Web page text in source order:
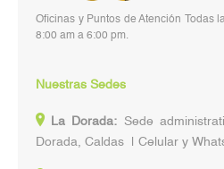
Oficinas y Puntos de Atención Todas
8:00 am a 6:00 pm.
Nuestras Sedes
La Dorada: Sede
Dorada, Caldas | Celular y